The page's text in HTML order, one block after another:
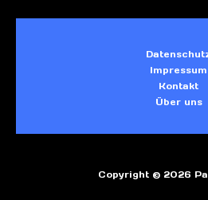
Impressum
Kontakt
Über uns
Copyright © 2026